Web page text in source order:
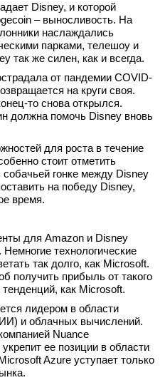
Disney, и которой
– выносливость. На
наслаждались
парками, телешоу и
так же силен, как и всегда.
от пандемии COVID-
на круги своя.
то снова открылся.
должна помочь Disney вновь
для роста в течение
стоит отметить
гонке между Disney
на победу Disney,
время.
для Amazon и Disney
технологические
так долго, как Microsoft.
получить прибыль от такого
как Microsoft.
лидером в области
и облачных вычислений.
Nuance
ее позиции в области
Azure уступает только